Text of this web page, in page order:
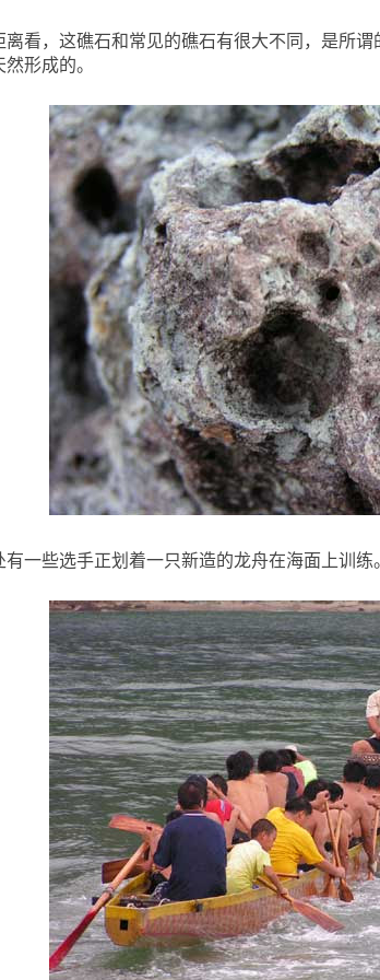
，这礁石和常见的礁石有很大不同，是所谓
形成的。
些选手正划着一只新造的龙舟在海面上训练